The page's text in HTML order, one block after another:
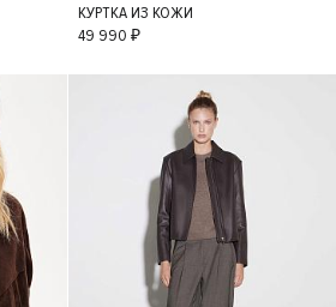
L
КУРТКА ИЗ КОЖИ
49 990 ₽